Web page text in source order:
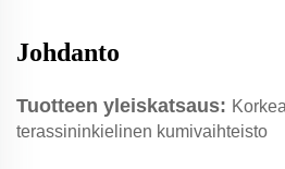
Johdanto
Tuotteen yleiskatsaus:
terassininkielinen kumivaihteisto